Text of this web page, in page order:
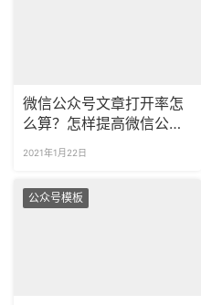
微信公众号文章打开率怎
么算？怎样提高微信公众
2021年1月22日
公众号模板